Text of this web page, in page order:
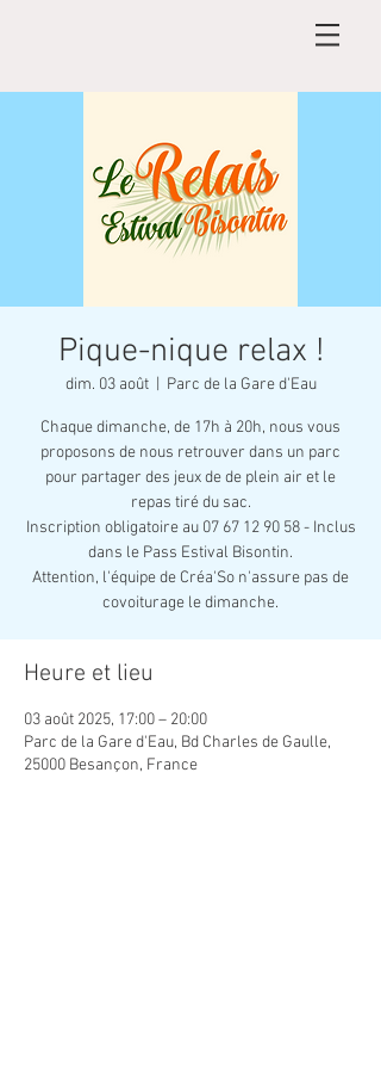
Pique-nique relax !
dim. 03 août
  |
Parc de la Gare d'Eau
Chaque dimanche, de 17h à 20h, nous vous
proposons de nous retrouver dans un parc
pour partager des jeux de de plein air et le
repas tiré du sac.
Inscription obligatoire au 07 67 12 90 58 - Inclus
dans le Pass Estival Bisontin.
Attention, l'équipe de Créa'So n'assure pas de
covoiturage le dimanche.
Heure et lieu
03 août 2025, 17:00 – 20:00
Parc de la Gare d'Eau, Bd Charles de Gaulle,
25000 Besançon, France